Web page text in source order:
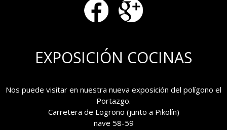
EXPOSICIÓN COCINAS
Nos puede visitar en nuestra nueva exposición del polígono el
Portazgo.
Carretera de Logroño (junto a Pikolín)
nave 58-59